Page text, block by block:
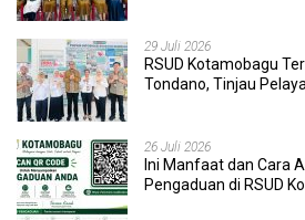
29 Juli 2026
RSUD Kotamobagu
Tondano, Tinjau
26 Juli 2026
Ini Manfaat dan Cara
Pengaduan di RSUD